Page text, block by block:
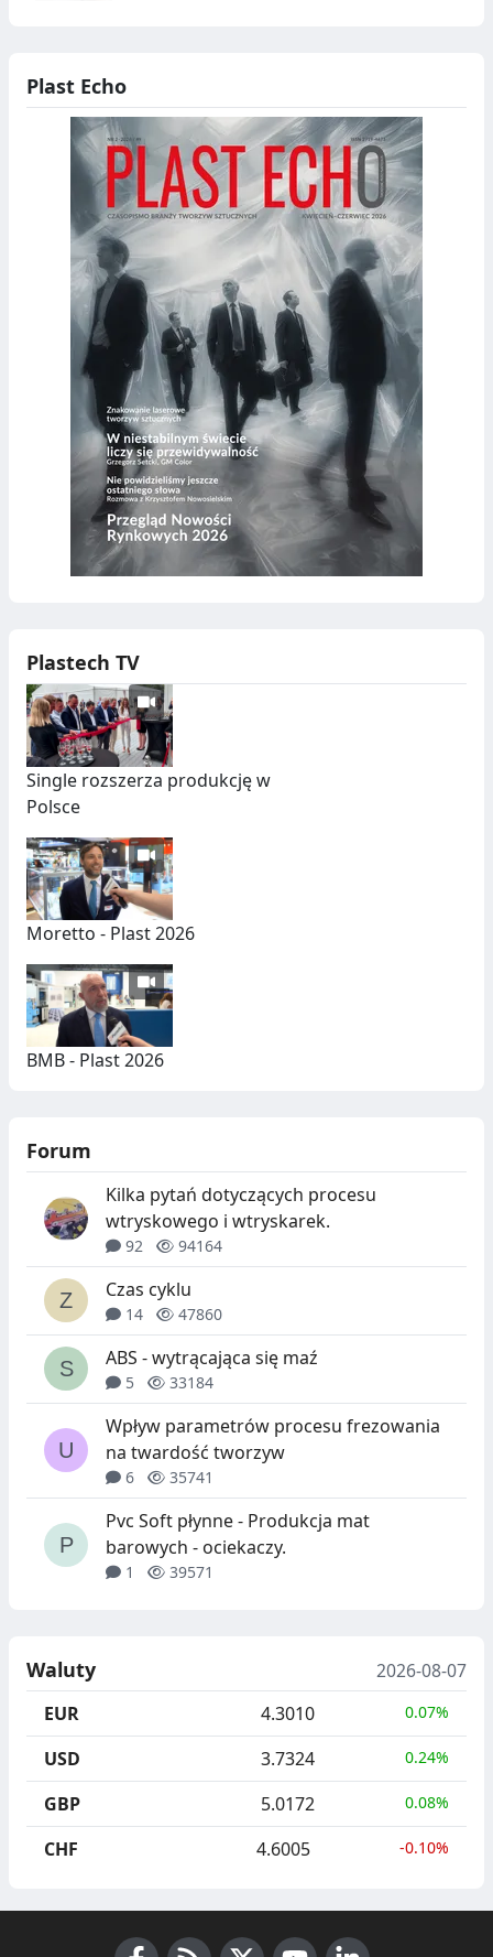
Plast Echo
Plastech TV
Single rozszerza produkcję w
Polsce
Moretto - Plast 2026
BMB - Plast 2026
Forum
Kilka pytań dotyczących procesu
wtryskowego i wtryskarek.
92 94164
Czas cyklu
14 47860
ABS - wytrącająca się maź
5 33184
Wpływ parametrów procesu frezowania
na twardość tworzyw
6 35741
Pvc Soft płynne - Produkcja mat
barowych - ociekaczy.
1 39571
Waluty
2026-08-07
EUR
4.3010 0.07%
USD 3.7324 0.24%
GBP 5.0172 0.08%
CHF 4.6005 -0.10%